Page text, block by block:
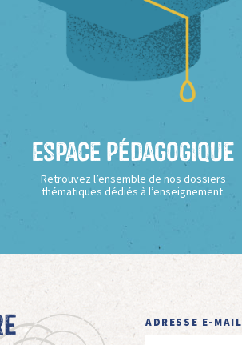
Espace Pédagogique
Retrouvez l’ensemble de nos dossiers
thématiques dédiés à l’enseignement.
ADRESSE E-MAIL